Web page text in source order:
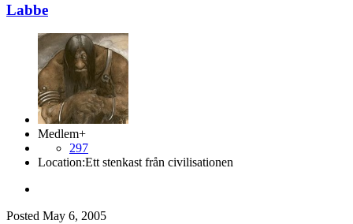
Labbe
Medlem+
297
Location:Ett stenkast från civilisationen
Posted May 6, 2005